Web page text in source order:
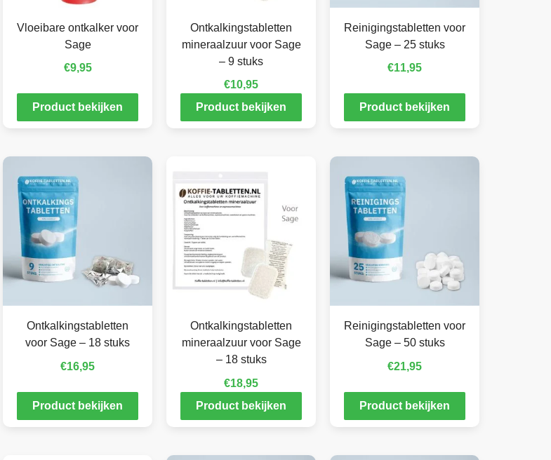
Vloeibare ontkalker voor
Sage
€9,95
Product bekijken
Ontkalkingstabletten
mineraalzuur voor Sage
– 9 stuks
€10,95
Product bekijken
Reinigingstabletten voor
Sage – 25 stuks
€11,95
Product bekijken
Ontkalkingstabletten
voor Sage – 18 stuks
€16,95
Product bekijken
Ontkalkingstabletten
mineraalzuur voor Sage
– 18 stuks
€18,95
Product bekijken
Reinigingstabletten voor
Sage – 50 stuks
€21,95
Product bekijken